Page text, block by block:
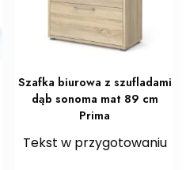
Szafka biurowa z szufladami
dąb sonoma mat 89 cm
Prima
Tekst w przygotowaniu